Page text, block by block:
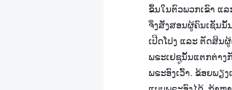
ຂຶ້ນໃນຕົວພວກເຂົາ ແລ
ຈຶ່ງສັ່ງສອນຜູ້ຄົນເຊັ່ນນັ້
ເປີດໂປງ ແລະ ຕັດສິນ
ພຣະເຢຊູນັ້ນແຕກຕ່າງ
ພຣະອົງເວົ້າ. ຂ້ອຍພຽ